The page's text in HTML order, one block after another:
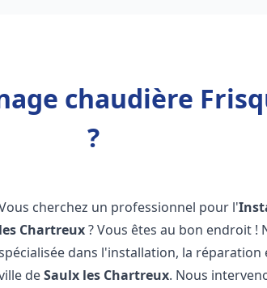
chaudière
?
cherchez un professionnel pour l'
les Chartreux? Vous êtes au bon endroit
dans l'installation, la
deSaulx les Chartreux. Nous